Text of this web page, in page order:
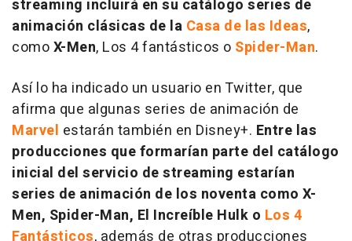
streaming incluirá en su catálogo series de
animación clásicas de la Casa de las Ideas,
comoX-Men, Los 4 fantásticos o Spider-Man.
Así lo ha indicado un usuario en Twitter, que
afirma que algunas series de animación de
Marvel estarán también en Disney+. Entre las
producciones que formarían parte del catálogo
inicial del servicio de streaming estarían
series de animación de los noventa como X-
Men, Spider-Man, El Increíble Hulk o Los 4
Fantásticos, además de otras producciones